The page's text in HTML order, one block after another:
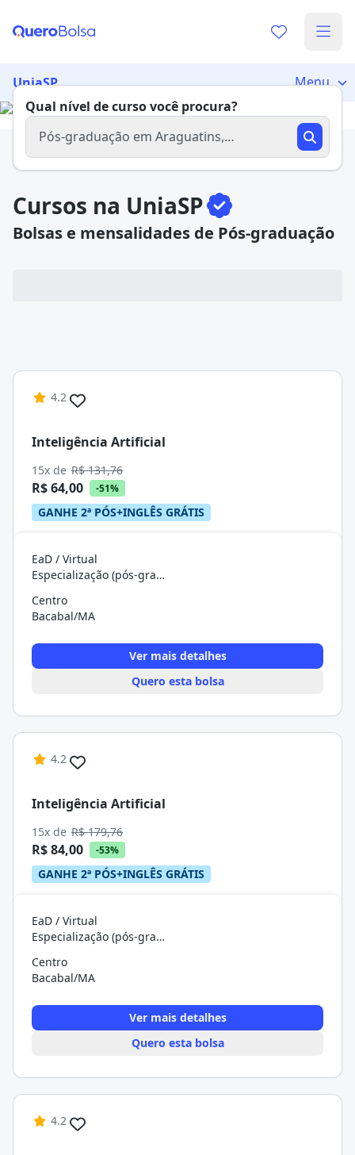
Vamos te guiar no caminho ideal para seus estudos
UniaSP
Menu
Qual nível de curso você procura?
Pós-graduação em Araguatins,
TOCANTINS
Cursos na UniaSP
Bolsas e mensalidades de Pós-graduação
4.2
Inteligência Artificial
15x de R$ 131,76
R$ 64,00 -51%
GANHE 2ª PÓS+INGLÊS GRÁTIS
EaD / Virtual
Especialização (pós-graduação)
Centro
Bacabal/MA
Ver mais detalhes
Quero esta bolsa
4.2
Inteligência Artificial
15x de R$ 179,76
R$ 84,00 -53%
GANHE 2ª PÓS+INGLÊS GRÁTIS
EaD / Virtual
Especialização (pós-graduação)
Centro
Bacabal/MA
Ver mais detalhes
Quero esta bolsa
4.2